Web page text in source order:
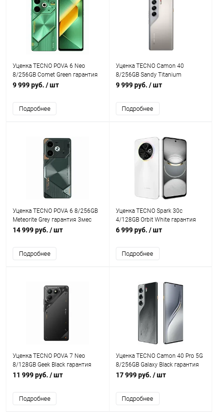
Уценка TECNO POVA 6 Neo
8/256GB Comet Green гарантия
3мес
9 999 руб. / шт
Подробнее
Уценка TECNO Camon 40
8/256GB Sandy Titanium
гарантия 3мес
9 999 руб. / шт
Подробнее
Уценка TECNO POVA 6 8/256GB
Meteorite Grey гарантия 3мес
14 999 руб. / шт
Подробнее
Уценка TECNO Spark 30c
4/128GB Orbit White гарантия
3мес
6 999 руб. / шт
Подробнее
Уценка TECNO POVA 7 Neo
8/128GB Geek Black гарантия
3мес
11 999 руб. / шт
Подробнее
Уценка TECNO Camon 40 Pro 5G
8/256GB Galaxy Black гарантия
3мес
17 999 руб. / шт
Подробнее